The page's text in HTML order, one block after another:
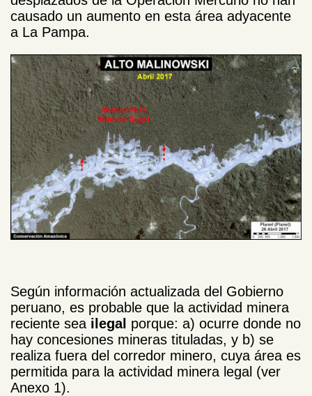
causado un aumento en esta área adyacente
a La Pampa.
Según información actualizada del Gobierno
peruano, es probable que la actividad minera
reciente sea ilegal porque: a) ocurre donde no
hay concesiones mineras tituladas, y b) se
realiza fuera del corredor minero, cuya área es
permitida para la actividad minera legal (ver
Anexo 1).